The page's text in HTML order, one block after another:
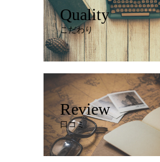
Quality
こだわり
Review
口コミ